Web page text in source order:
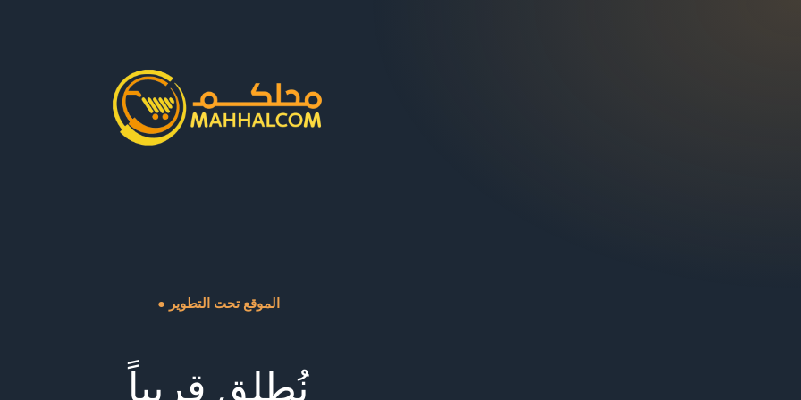
● الموقع تحت التطوير
نُطلق قريباً